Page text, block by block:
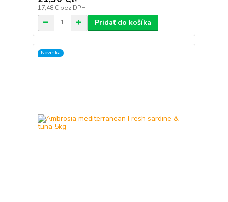
17,48 € bez DPH
Pridať do košíka
Novinka